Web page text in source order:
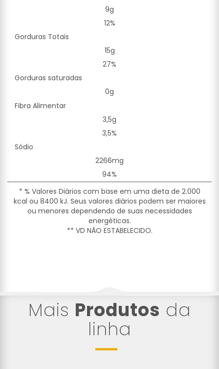
9g
12%
Gorduras Totais
15g
27%
Gorduras saturadas
0g
Fibra Alimentar
3,5g
3,5%
Sódio
2266mg
94%
* % Valores Diários com base em uma dieta de 2.000
kcal ou 8400 kJ. Seus valores diários podem ser maiores
ou menores dependendo de suas necessidades
energéticas.
** VD NÃO ESTABELECIDO.
Mais Produtos da
linha